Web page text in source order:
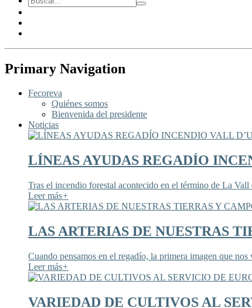
Primary Navigation
Fecoreva
Quiénes somos
Bienvenida del presidente
Noticias
LÍNEAS AYUDAS REGADÍO
Tras el incendio forestal acontecido en el término de La
Leer más+
LAS ARTERIAS DE NUESTRAS
Cuando pensamos en el regadío, la primera imagen que nos
Leer más+
VARIEDAD DE CULTIVOS AL